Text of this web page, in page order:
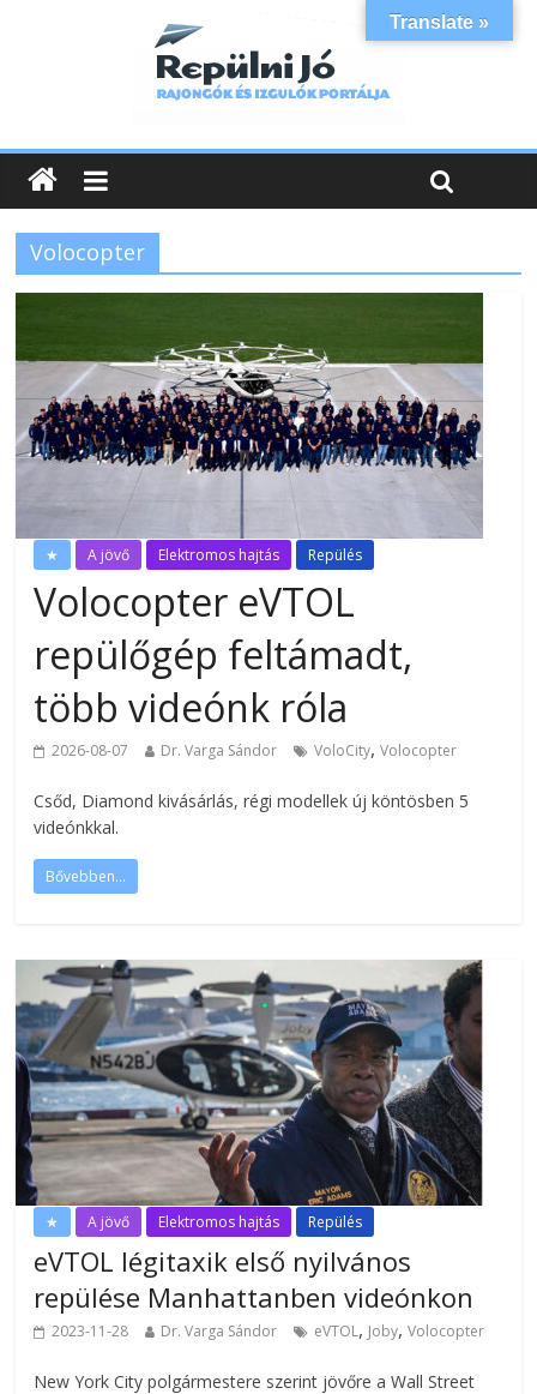
Volocopter
★ A jövő Elektromos hajtás Repülés
Volocopter eVTOL
repülőgép feltámadt,
több videónk róla
2026-08-07 Dr. Varga Sándor VoloCity,Volocopter
Csőd, Diamond kivásárlás, régi modellek új köntösben 5
videónkkal.
Bővebben...
★ A jövő Elektromos hajtás Repülés
eVTOL légitaxik első nyilvános
repülése Manhattanben videónkon
2023-11-28 Dr. Varga Sándor eVTOL, Joby,Volocopter
New York City polgármestere szerint jövőre a Wall Street
Translate »